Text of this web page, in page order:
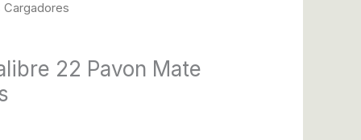
Cargadores
22 Pavon Mate